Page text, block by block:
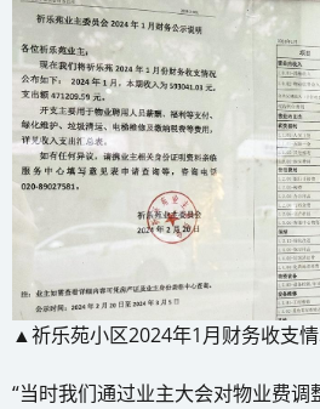
▲祈乐苑小区2024年1月财务收支
“当时我们通过业主大会对物业费